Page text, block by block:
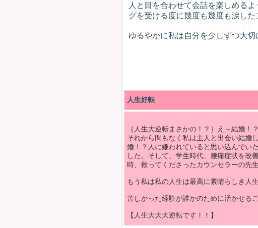
人と目を合わせて会話を楽しめる
グを受ける度に幾度も幾度も涙し
ゆるやかに私は自分を少しずつ大
人生好転
｛人生大逆転まさかの！？｝え～結婚！？
それから間もなく私は主人と出会い結婚
婚！？人に嫌われていると思い込んでい
した。そして、学生時代、腰痛症状を改
時、救ってくださったカウンセラーの先
もう私は私の人生は最高に素晴らしき人
苦しかった経験が誰かのために活かせる
【人生大大大逆転です！！】